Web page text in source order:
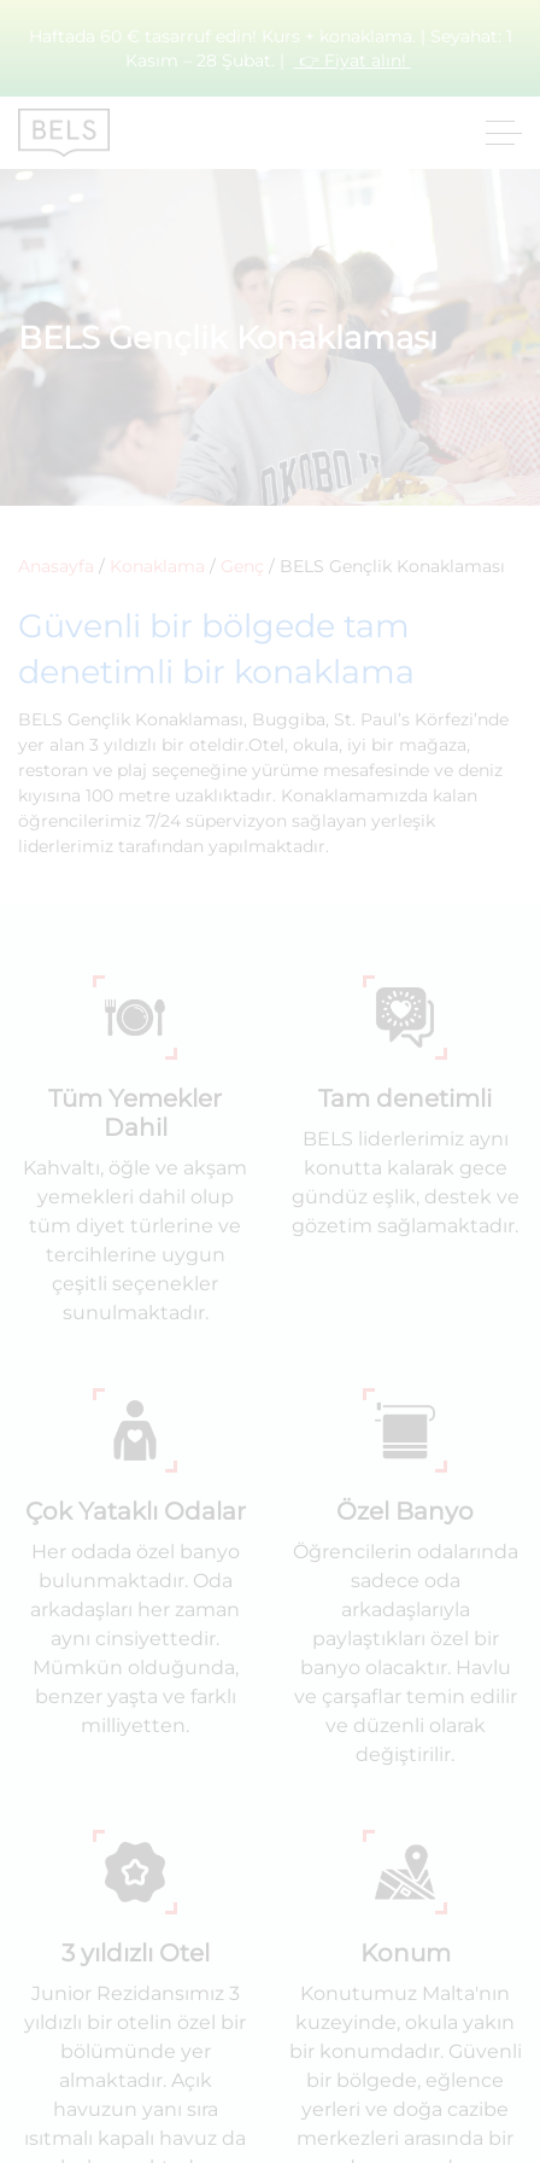
Haftada 60 € tasarruf edin! Kurs + konaklama. | Seyahat: 1
Kasım – 28 Şubat. |
👉 Fiyat alın!
BELS Gençlik Konaklaması
Anasayfa / Konaklama / Genç / BELS Gençlik Konaklaması
Güvenli bir bölgede tam
denetimli bir konaklama
BELS Gençlik Konaklaması, Buggiba, St. Paul’s Körfezi’nde
yer alan 3 yıldızlı bir oteldir.Otel, okula, iyi bir mağaza,
restoran ve plaj seçeneğine yürüme mesafesinde ve deniz
kıyısına 100 metre uzaklıktadır. Konaklamamızda kalan
öğrencilerimiz 7/24 süpervizyon sağlayan yerleşik
liderlerimiz tarafından yapılmaktadır.
Tüm Yemekler
Dahil
Kahvaltı, öğle ve akşam
yemekleri dahil olup
tüm diyet türlerine ve
tercihlerine uygun
çeşitli seçenekler
sunulmaktadır.
Tam denetimli
BELS liderlerimiz aynı
konutta kalarak gece
gündüz eşlik, destek ve
gözetim sağlamaktadır.
Çok Yataklı Odalar
Her odada özel banyo
bulunmaktadır. Oda
arkadaşları her zaman
aynı cinsiyettedir.
Mümkün olduğunda,
benzer yaşta ve farklı
milliyetten.
Özel Banyo
Öğrencilerin odalarında
sadece oda
arkadaşlarıyla
paylaştıkları özel bir
banyo olacaktır. Havlu
ve çarşaflar temin edilir
ve düzenli olarak
değiştirilir.
3 yıldızlı Otel
Junior Rezidansımız 3
yıldızlı bir otelin özel bir
bölümünde yer
almaktadır. Açık
havuzun yanı sıra
ısıtmalı kapalı havuz da
Konum
Konutumuz Malta'nın
kuzeyinde, okula yakın
bir konumdadır. Güvenli
bir bölgede, eğlence
yerleri ve doğa cazibe
merkezleri arasında bir